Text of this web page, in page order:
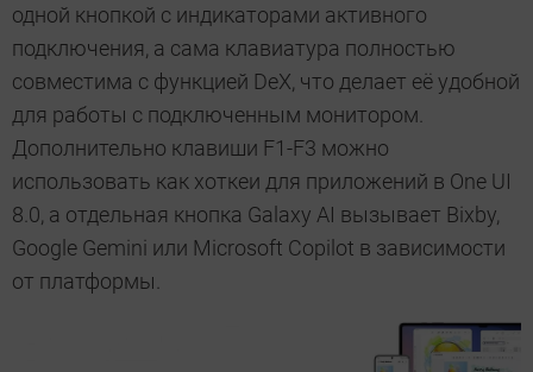
одной кнопкой с индикаторами активного
подключения, а сама клавиатура полностью
совместима с функцией DeX, что делает её удобной
для работы с подключенным монитором.
Дополнительно клавиши F1-F3 можно
использовать как хоткеи для приложений в One UI
8.0, а отдельная кнопка Galaxy AI вызывает Bixby,
Google Gemini или Microsoft Copilot в зависимости
от платформы.